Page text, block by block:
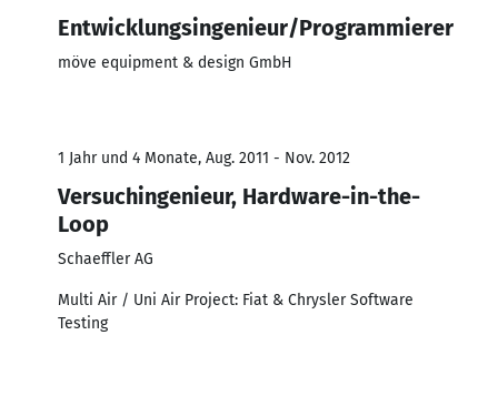
Entwicklungsingenieur/Programmierer
möve equipment & design GmbH
1 Jahr und 4 Monate, Aug. 2011 - Nov. 2012
Versuchingenieur, Hardware-in-the-
Loop
Schaeffler AG
Multi Air / Uni Air Project: Fiat & Chrysler Software
Testing